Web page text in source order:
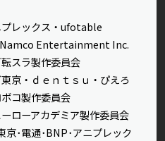
レックス・ufotable
Entertainment Inc.
スラ製作委員会
京・ｄｅｎｔｓｕ・ぴえろ
コ製作委員会
ローアカデミア製作委員会
･電通･BNP･アニプレック